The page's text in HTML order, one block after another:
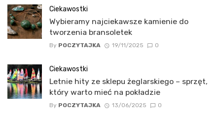
Ciekawostki
Wybieramy najciekawsze kamienie do
tworzenia bransoletek
By POCZYTAJKA 19/11/2025 0
Ciekawostki
Letnie hity ze sklepu żeglarskiego – sprzęt,
który warto mieć na pokładzie
By POCZYTAJKA 13/06/2025 0